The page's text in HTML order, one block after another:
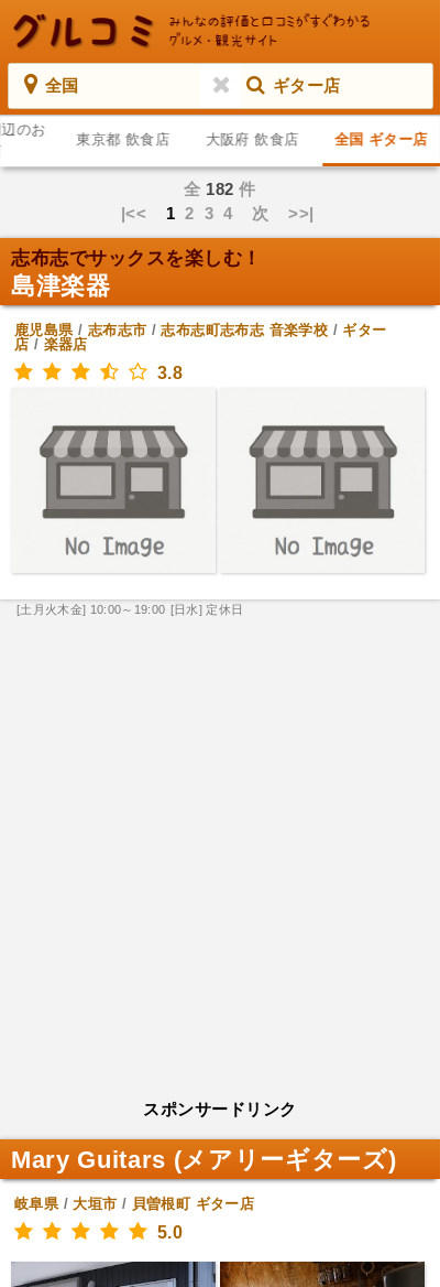
全国 ギター店
のお
東京都 飲食店 大阪府 飲食店 全国 ギター店
全 182 件
|<< 12 3 4 次 >>|
志布志でサックスを楽しむ！
島津楽器
鹿児島県/ 志布志市 /志布志町志布志 音楽学校 / ギター
店 / 楽器店
3.8
[土月火木金] 10:00～19:00 [日水] 定休日
スポンサードリンク
Mary Guitars (メアリーギターズ)
岐阜県/大垣市 / 貝曽根町 ギター店
5.0